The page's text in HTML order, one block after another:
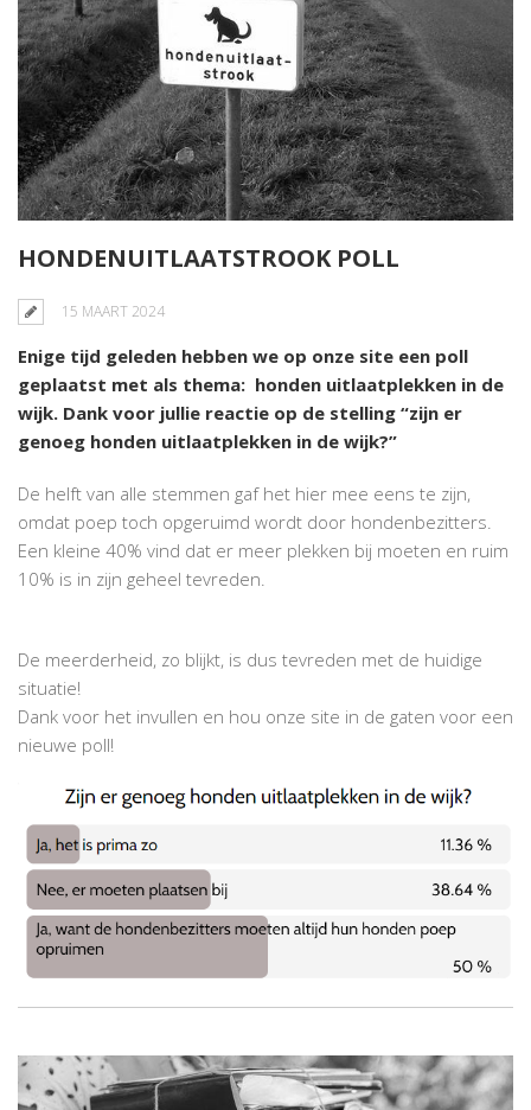
HONDENUITLAATSTROOK POLL
15 MAART 2024
Enige tijd geleden hebben we op onze site een poll
geplaatst met als thema: honden uitlaatplekken in de
wijk. Dank voor jullie reactie op de stelling “zijn er
genoeg honden uitlaatplekken in de wijk?”
De helft van alle stemmen gaf het hier mee eens te zijn,
omdat poep toch opgeruimd wordt door hondenbezitters.
Een kleine 40% vind dat er meer plekken bij moeten en ruim
10% is in zijn geheel tevreden.
De meerderheid, zo blijkt, is dus tevreden met de huidige
situatie!
Dank voor het invullen en hou onze site in de gaten voor een
nieuwe poll!